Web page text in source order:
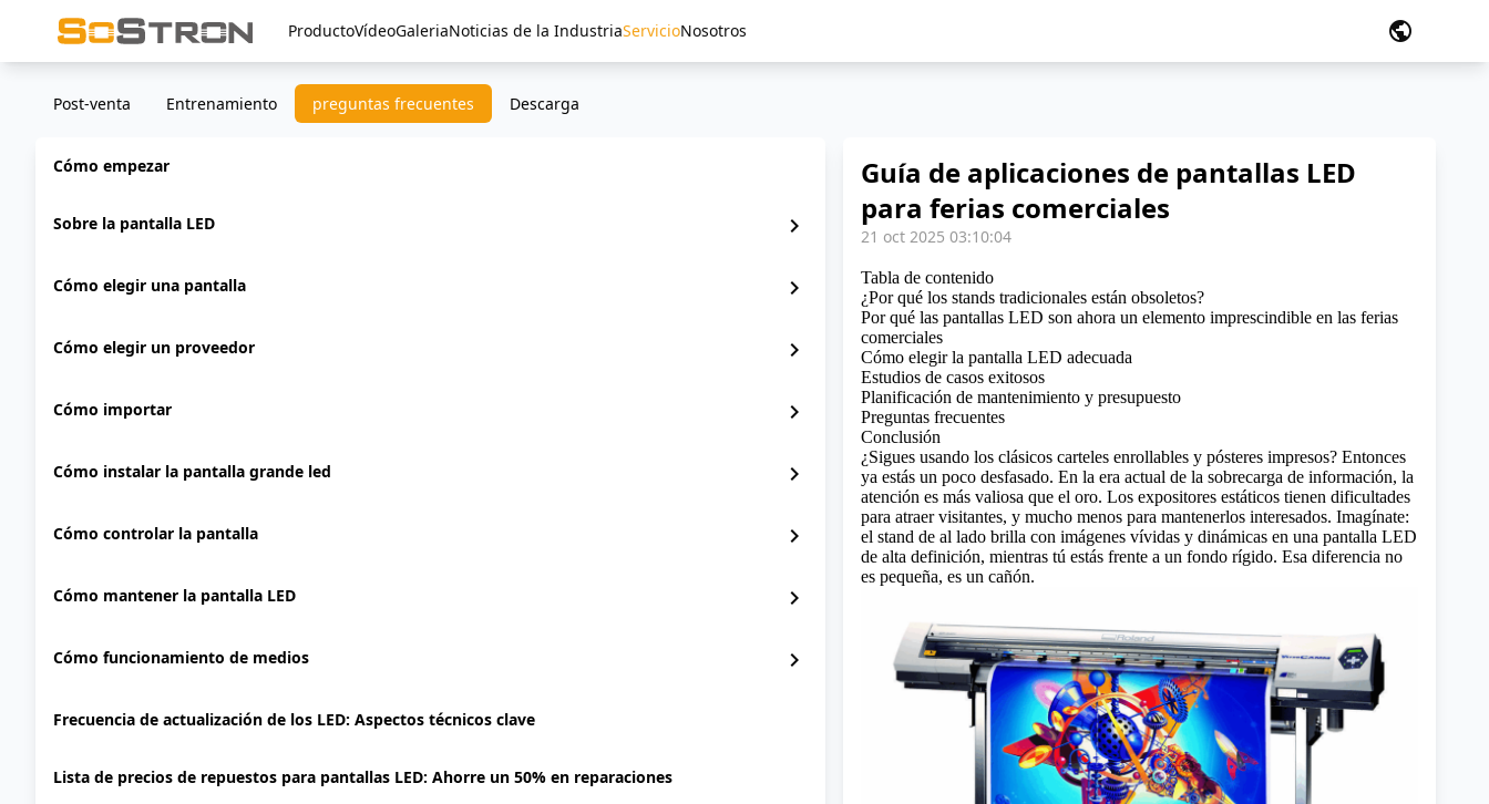
ProductoVídeoGaleriaNoticias de la IndustriaServicioNosotros public
Post-venta Entrenamiento preguntas frecuentes Descarga
Cómo empezar
Sobre la pantalla LED chevron_right
Cómo elegir una pantalla chevron_right
Cómo elegir un proveedor chevron_right
Cómo importar chevron_right
Cómo instalar la pantalla grande led chevron_right
Cómo controlar la pantalla chevron_right
Cómo mantener la pantalla LED chevron_right
Cómo funcionamiento de medios chevron_right
Frecuencia de actualización de los LED: Aspectos técnicos clave
Lista de precios de repuestos para pantallas LED: Ahorre un 50% en reparaciones
Guía de aplicaciones de pantallas LED
para ferias comerciales
21 oct 2025 03:10:04
Tabla de contenido
¿Por qué los stands tradicionales están obsoletos?
Por qué las pantallas LED son ahora un elemento imprescindible en las ferias
comerciales
Cómo elegir la pantalla LED adecuada
Estudios de casos exitosos
Planificación de mantenimiento y presupuesto
Preguntas frecuentes
Conclusión
¿Sigues usando los clásicos carteles enrollables y pósteres impresos? Entonces
ya estás un poco desfasado. En la era actual de la sobrecarga de información, la
atención es más valiosa que el oro. Los expositores estáticos tienen dificultades
para atraer visitantes, y mucho menos para mantenerlos interesados. Imagínate:
el stand de al lado brilla con imágenes vívidas y dinámicas en una pantalla LED
de alta definición, mientras tú estás frente a un fondo rígido. Esa diferencia no
es pequeña, es un cañón.